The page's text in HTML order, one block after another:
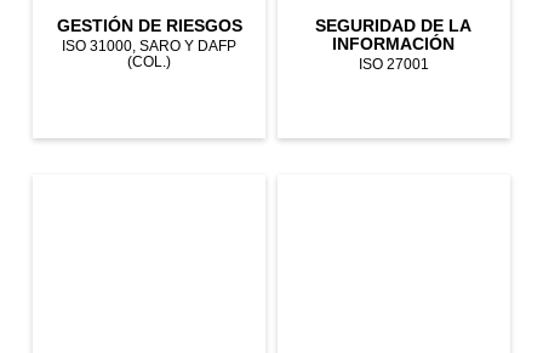
GESTIÓN DE RIESGOS
ISO 31000, SARO Y DAFP
(COL.)
SEGURIDAD DE LA
INFORMACIÓN
ISO 27001